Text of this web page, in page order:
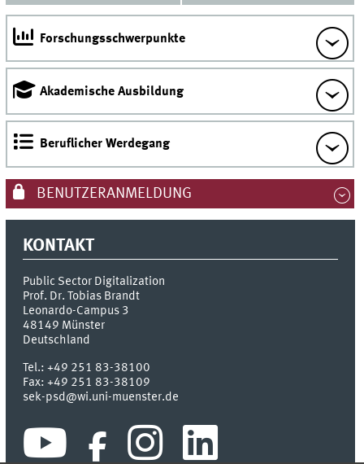
Forschungsschwerpunkte
Akademische Ausbildung
Beruflicher Werdegang
BENUTZERANMELDUNG
KONTAKT
Public Sector Digitalization
Prof. Dr. Tobias Brandt
Leonardo-Campus 3
48149 Münster
Deutschland
Tel.:+49 251 83-38100
Fax:+49 251 83-38109
sek-psd@wi.uni-muenster.de